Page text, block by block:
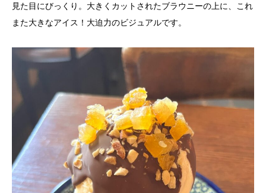
見た目にびっくり。大きくカットされたブラウニーの上に、これ
また大きなアイス！大迫力のビジュアルです。